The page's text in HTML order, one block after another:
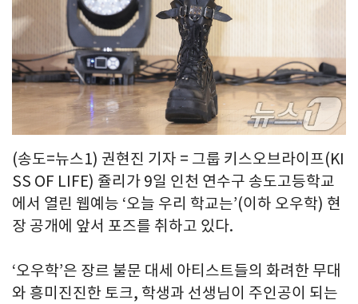
(송도=뉴스1) 권현진 기자 = 그룹 키스오브라이프(KI
SS OF LIFE) 쥴리가 9일 인천 연수구 송도고등학교
에서 열린 웹예능 ‘오늘 우리 학교는’(이하 오우학) 현
장 공개에 앞서 포즈를 취하고 있다.
‘오우학’은 장르 불문 대세 아티스트들의 화려한 무대
와 흥미진진한 토크, 학생과 선생님이 주인공이 되는